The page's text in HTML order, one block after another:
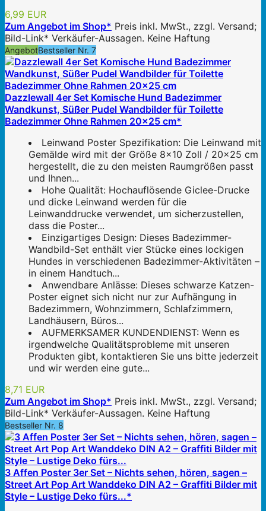
6,99 EUR
Zum Angebot im Shop* Preis inkl. MwSt., zzgl. Versand;
Bild-Link* Verkäufer-Aussagen. Keine Haftung
AngebotBestseller Nr. 7
Dazzlewall 4er Set Komische Hund Badezimmer
Wandkunst, Süßer Pudel Wandbilder für Toilette
Badezimmer Ohne Rahmen 20x25 cm*
Leinwand Poster Spezifikation: Die Leinwand mit
Gemälde wird mit der Größe 8x10 Zoll / 20x25 cm
hergestellt, die zu den meisten Raumgrößen passt
und Ihnen...
Hohe Qualität: Hochauflösende Giclee-Drucke
und dicke Leinwand werden für die
Leinwanddrucke verwendet, um sicherzustellen,
dass die Poster...
Einzigartiges Design: Dieses Badezimmer-
Wandbild-Set enthält vier Stücke eines lockigen
Hundes in verschiedenen Badezimmer-Aktivitäten –
in einem Handtuch...
Anwendbare Anlässe: Dieses schwarze Katzen-
Poster eignet sich nicht nur zur Aufhängung in
Badezimmern, Wohnzimmern, Schlafzimmern,
Landhäusern, Büros...
AUFMERKSAMER KUNDENDIENST: Wenn es
irgendwelche Qualitätsprobleme mit unseren
Produkten gibt, kontaktieren Sie uns bitte jederzeit
und wir werden eine gute...
8,71 EUR
Zum Angebot im Shop* Preis inkl. MwSt., zzgl. Versand;
Bild-Link* Verkäufer-Aussagen. Keine Haftung
Bestseller Nr. 8
3 Affen Poster 3er Set – Nichts sehen, hören, sagen –
Street Art Pop Art Wanddeko DIN A2 – Graffiti Bilder mit
Style – Lustige Deko fürs...*